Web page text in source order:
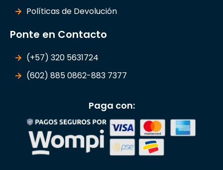
Políticas de Devolución
Ponte en Contacto
(+57) 320 5631724
(602) 885 0862-883 7377
Paga con: